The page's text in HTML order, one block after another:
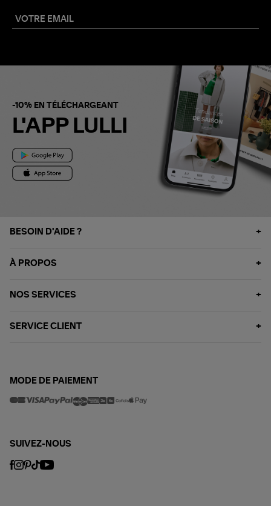
-10% EN TÉLÉCHARGEANT
L'APP LULLI
BESOIN D'AIDE ?
À PROPOS
NOS SERVICES
SERVICE CLIENT
MODE DE PAIEMENT
SUIVEZ-NOUS